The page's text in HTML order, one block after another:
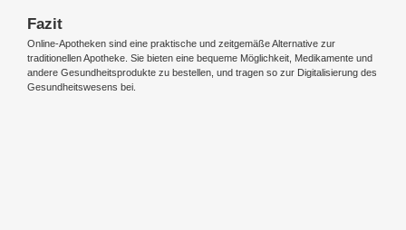
Fazit
Online-Apotheken sind eine praktische und zeitgemäße Alternative zur
traditionellen Apotheke. Sie bieten eine bequeme Möglichkeit, Medikamente und
andere Gesundheitsprodukte zu bestellen, und tragen so zur Digitalisierung des
Gesundheitswesens bei.